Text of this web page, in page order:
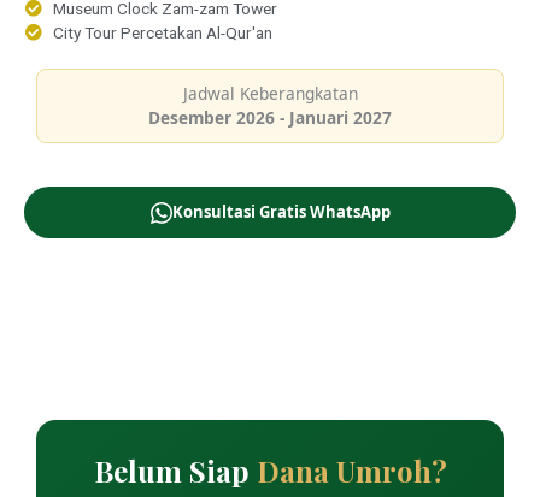
Museum Clock Zam-zam Tower
City Tour Percetakan Al-Qur'an
Jadwal Keberangkatan
Desember 2026 - Januari 2027
Konsultasi Gratis WhatsApp
Belum Siap Dana Umroh?